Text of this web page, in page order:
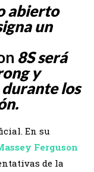
abierto
un
8S será
y
los
En su
Ferguson
de la